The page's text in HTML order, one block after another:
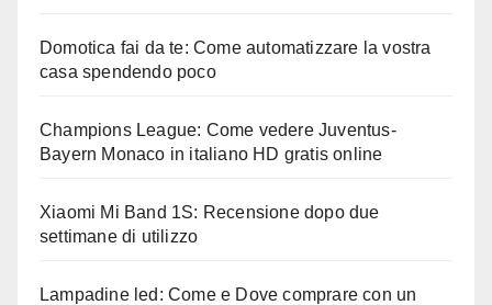
Domotica fai da te: Come automatizzare la vostra
casa spendendo poco
Champions League: Come vedere Juventus-
Bayern Monaco in italiano HD gratis online
Xiaomi Mi Band 1S: Recensione dopo due
settimane di utilizzo
Lampadine led: Come e Dove comprare con un